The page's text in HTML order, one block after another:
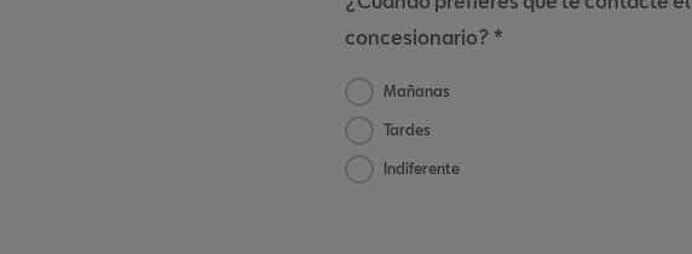
concesionario? *
Mañanas
Tardes
Indiferente